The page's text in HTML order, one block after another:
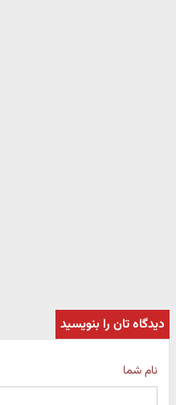
دیدگاه تان را بنویسید
نام شما